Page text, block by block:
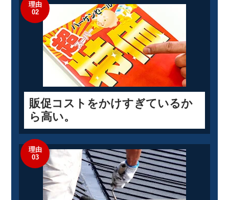
理由
02
販促コストをかけすぎているか
ら高い。
理由
03